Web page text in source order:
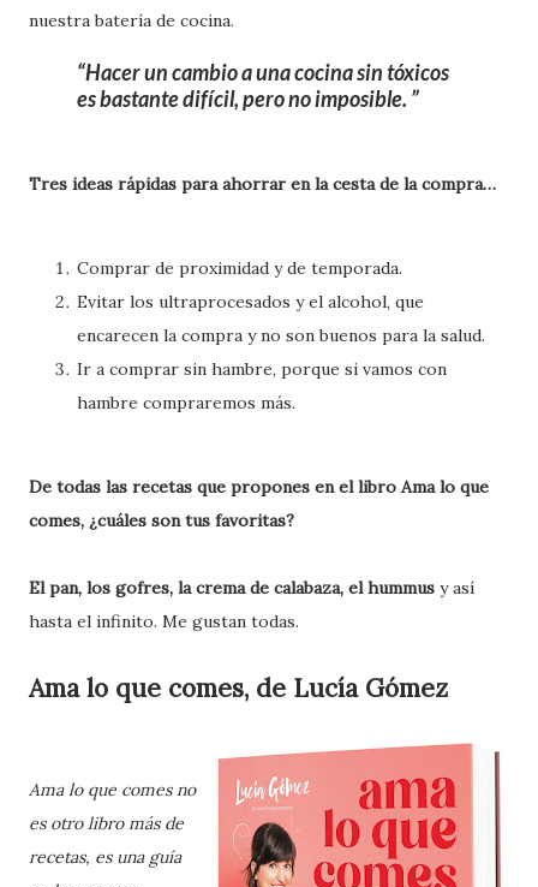
nuestra batería de cocina.
Hacer un cambio a una cocina sin tóxicos
es bastante difícil, pero no imposible.
Tres ideas rápidas para ahorrar en la cesta de la compra…
Comprar de proximidad y de temporada.
Evitar los ultraprocesados y el alcohol, que
encarecen la compra y no son buenos para la salud.
Ir a comprar sin hambre, porque si vamos con
hambre compraremos más.
De todas las recetas que propones en el libro Ama lo que
comes, ¿cuáles son tus favoritas?
El pan, los gofres, la crema de calabaza, el hummus y así
hasta el infinito. Me gustan todas.
Ama lo que comes, de Lucía Gómez
Ama lo que comes no
es otro libro más de
recetas, es una guía